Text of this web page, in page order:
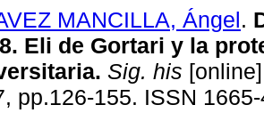
MANCILLA, Ángel.
Eli de Gortari y la
Sig. his
pp.126-155. ISSN